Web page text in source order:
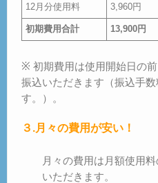
12月分使用料 3,960円
初期費用合計 13,900円
※ 初期費用は使用開始日の
振込いただきます（振込手
す。）。
３.月々の費用が安い！
月々の費用は月額使用
いただきます。